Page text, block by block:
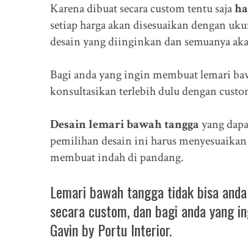
Karena dibuat secara custom tentu saja
setiap harga akan disesuaikan dengan
desain yang diinginkan dan semuanya
Bagi anda yang ingin membuat lemari
konsultasikan terlebih dulu dengan
Desain lemari bawah tanggayang
pemilihan desain ini harus
membuat indah di pandang.
Lemari bawah tangga tidak bisa
secara custom, dan bagi anda yang
Gavin by Portu Interior.